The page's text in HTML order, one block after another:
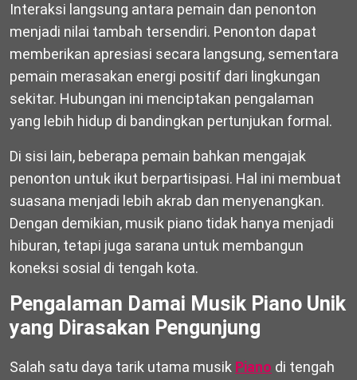
Interaksi langsung antara pemain dan penonton
menjadi nilai tambah tersendiri. Penonton dapat
memberikan apresiasi secara langsung, sementara
pemain merasakan energi positif dari lingkungan
sekitar. Hubungan ini menciptakan pengalaman
yang lebih hidup di bandingkan pertunjukan formal.
Di sisi lain, beberapa pemain bahkan mengajak
penonton untuk ikut berpartisipasi. Hal ini membuat
suasana menjadi lebih akrab dan menyenangkan.
Dengan demikian, musik piano tidak hanya menjadi
hiburan, tetapi juga sarana untuk membangun
koneksi sosial di tengah kota.
Pengalaman Damai Musik Piano Unik
yang Dirasakan Pengunjung
Salah satu daya tarik utama musik Piano di tengah